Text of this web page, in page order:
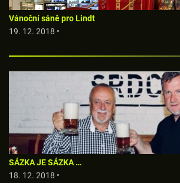
Vánoční sáně pro Lindt
19. 12. 2018 •
SÁZKA JE SÁZKA …
18. 12. 2018 •